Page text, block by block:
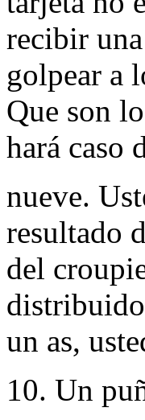
recibir
golpear a
Que son
hará caso
nueve.
resultado
del
un as,
10. Un